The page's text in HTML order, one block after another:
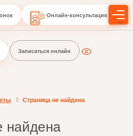
Онлайн-консультация
Записаться онлайн
Страница не найдена
найдена